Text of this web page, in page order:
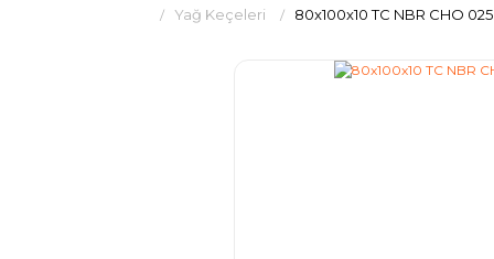
Yağ Keçeleri 80x100x10 TC NBR CHO